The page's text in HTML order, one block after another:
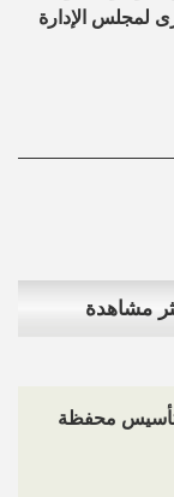
مشاهدة
تأسيس محفظة
لمجلس الإدارة